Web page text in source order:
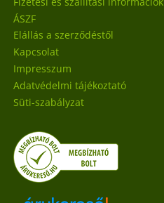
ÁSZF
Elállás a szerződéstől
Kapcsolat
Impresszum
Adatvédelmi tájékoztató
Süti-szabályzat